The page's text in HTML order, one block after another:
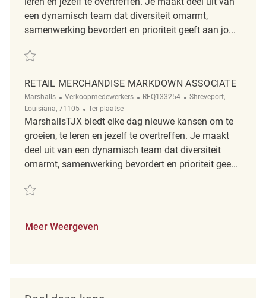
een dynamisch team dat diversiteit omarmt,
samenwerking bevordert en prioriteit geeft aan jo...
Redden Retail Cashier Associate REQ113679
RETAIL MERCHANDISE MARKDOWN ASSOCIATE
Marshalls Categorie
Verkoopmedewerkers ReqId
REQ133254 Plaats
Shreveport,
Louisiana, 71105
Afgelegen
Ter plaatse
MarshallsTJX biedt elke dag nieuwe kansen om te
groeien, te leren en jezelf te overtreffen. Je maakt
deel uit van een dynamisch team dat diversiteit
omarmt, samenwerking bevordert en prioriteit gee...
Redden Retail Merchandise Markdown Associate REQ133254
Meer Weergeven